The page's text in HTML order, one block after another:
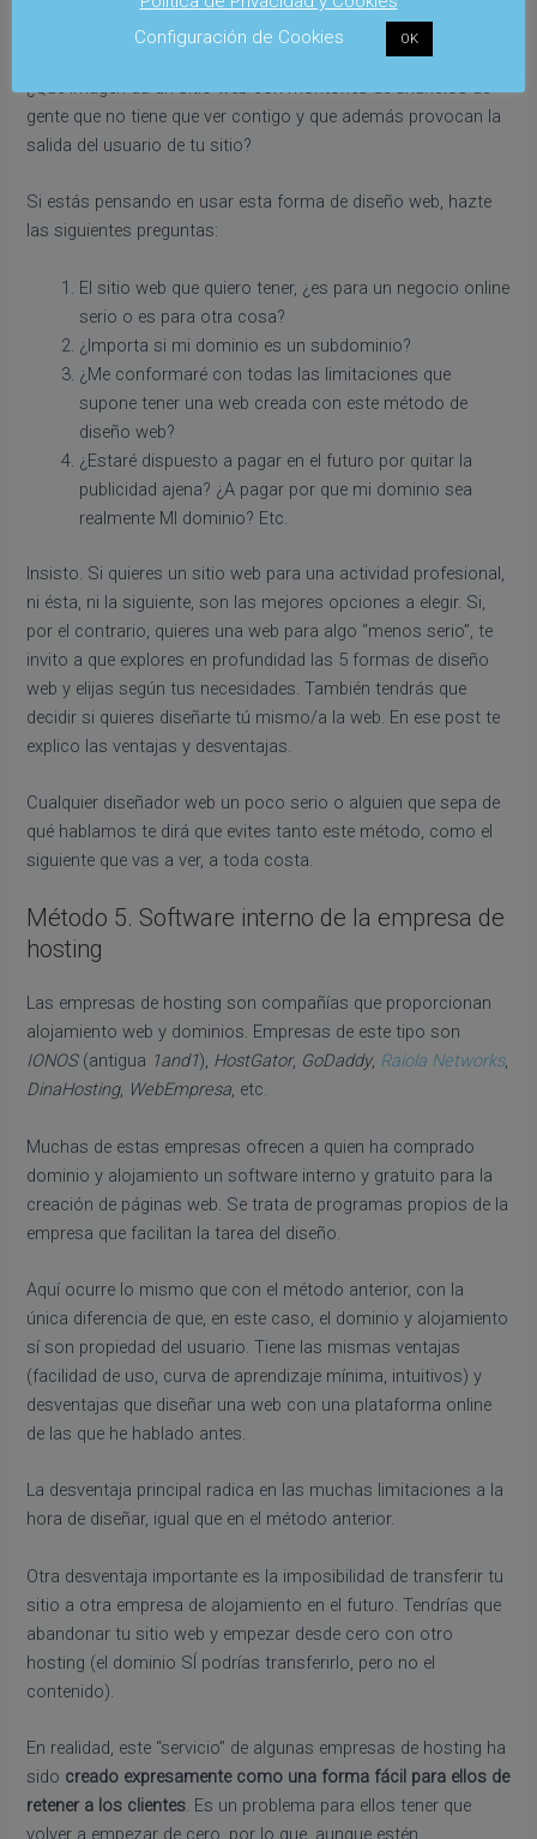
A menos que pagues, en tu web aparecerá publicidad ajena.
¿Qué imagen da un sitio web con montones de anuncios de
gente que no tiene que ver contigo y que además provocan la
salida del usuario de tu sitio?
Si estás pensando en usar esta forma de diseño web, hazte
las siguientes preguntas:
El sitio web que quiero tener, ¿es para un negocio online
serio o es para otra cosa?
¿Importa si mi dominio es un subdominio?
¿Me conformaré con todas las limitaciones que
supone tener una web creada con este método de
diseño web?
¿Estaré dispuesto a pagar en el futuro por quitar la
publicidad ajena? ¿A pagar por que mi dominio sea
realmente MI dominio? Etc.
Insisto. Si quieres un sitio web para una actividad profesional,
ni ésta, ni la siguiente, son las mejores opciones a elegir. Si,
por el contrario, quieres una web para algo “menos serio”, te
invito a que explores en profundidad las 5 formas de diseño
web y elijas según tus necesidades. También tendrás que
decidir si quieres diseñarte tú mismo/a la web. En ese post te
explico las ventajas y desventajas.
Cualquier diseñador web un poco serio o alguien que sepa de
qué hablamos te dirá que evites tanto este método, como el
siguiente que vas a ver, a toda costa.
Método 5. Software interno de la empresa de
hosting
Las empresas de hosting son compañías que proporcionan
alojamiento web y dominios. Empresas de este tipo son
IONOS(antigua 1and1), HostGator, GoDaddy, Raiola Networks,
DinaHosting, WebEmpresa, etc.
Muchas de estas empresas ofrecen a quien ha comprado
dominio y alojamiento un software interno y gratuito para la
creación de páginas web. Se trata de programas propios de la
empresa que facilitan la tarea del diseño.
Aquí ocurre lo mismo que con el método anterior, con la
única diferencia de que, en este caso, el dominio y alojamiento
sí son propiedad del usuario. Tiene las mismas ventajas
(facilidad de uso, curva de aprendizaje mínima, intuitivos) y
desventajas que diseñar una web con una plataforma online
de las que he hablado antes.
La desventaja principal radica en las muchas limitaciones a la
hora de diseñar, igual que en el método anterior.
Otra desventaja importante es la imposibilidad de transferir tu
sitio a otra empresa de alojamiento en el futuro. Tendrías que
abandonar tu sitio web y empezar desde cero con otro
hosting (el dominio SÍ podrías transferirlo, pero no el
contenido).
En realidad, este “servicio” de algunas empresas de hosting ha
sido creado expresamente como una forma fácil para ellos de
retener a los clientes. Es un problema para ellos tener que
volver a empezar de cero, por lo que, aunque estén
Configuración de Cookies
OK